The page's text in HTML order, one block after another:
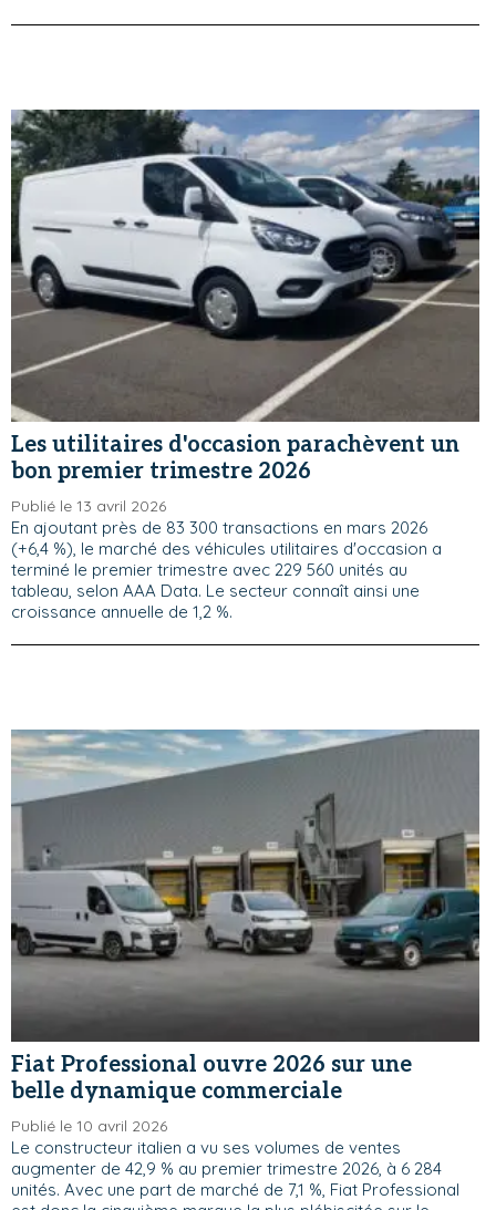
Les utilitaires d'occasion parachèvent un
bon premier trimestre 2026
Publié le 13 avril 2026
En ajoutant près de 83 300 transactions en mars 2026
(+6,4 %), le marché des véhicules utilitaires d'occasion a
terminé le premier trimestre avec 229 560 unités au
tableau, selon AAA Data. Le secteur connaît ainsi une
croissance annuelle de 1,2 %.
Fiat Professional ouvre 2026 sur une
belle dynamique commerciale
Publié le 10 avril 2026
Le constructeur italien a vu ses volumes de ventes
augmenter de 42,9 % au premier trimestre 2026, à 6 284
unités. Avec une part de marché de 7,1 %, Fiat Professional